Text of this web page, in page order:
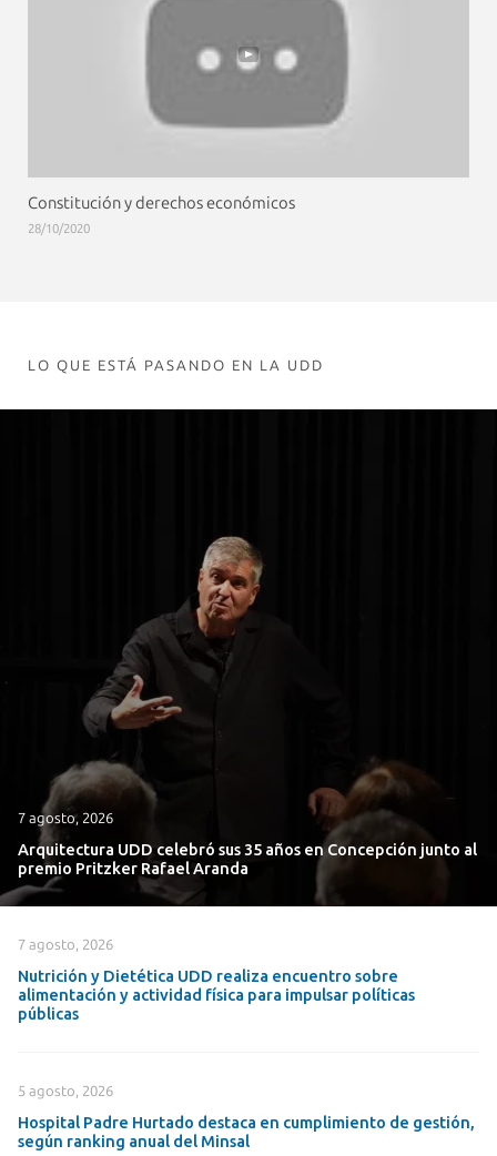
Constitución y derechos económicos
28/10/2020
LO QUE ESTÁ PASANDO EN LA UDD
7 agosto, 2026
Arquitectura UDD celebró sus 35 años en Concepción junto al
premio Pritzker Rafael Aranda
7 agosto, 2026
Nutrición y Dietética UDD realiza encuentro sobre
alimentación y actividad física para impulsar políticas
públicas
5 agosto, 2026
Hospital Padre Hurtado destaca en cumplimiento de gestión,
según ranking anual del Minsal